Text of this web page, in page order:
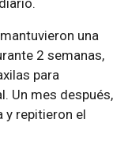
una
2 semanas,
para
Un mes después,
y repitieron el